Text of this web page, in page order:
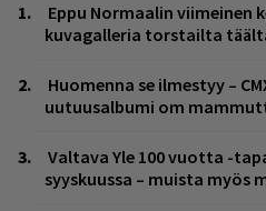
Eppu Normaalin viimeinen
kuvagalleria torstailta
Huomenna se ilmestyy –
uutuusalbumi om
Valtava Yle 100 vuotta -
syyskuussa – muista